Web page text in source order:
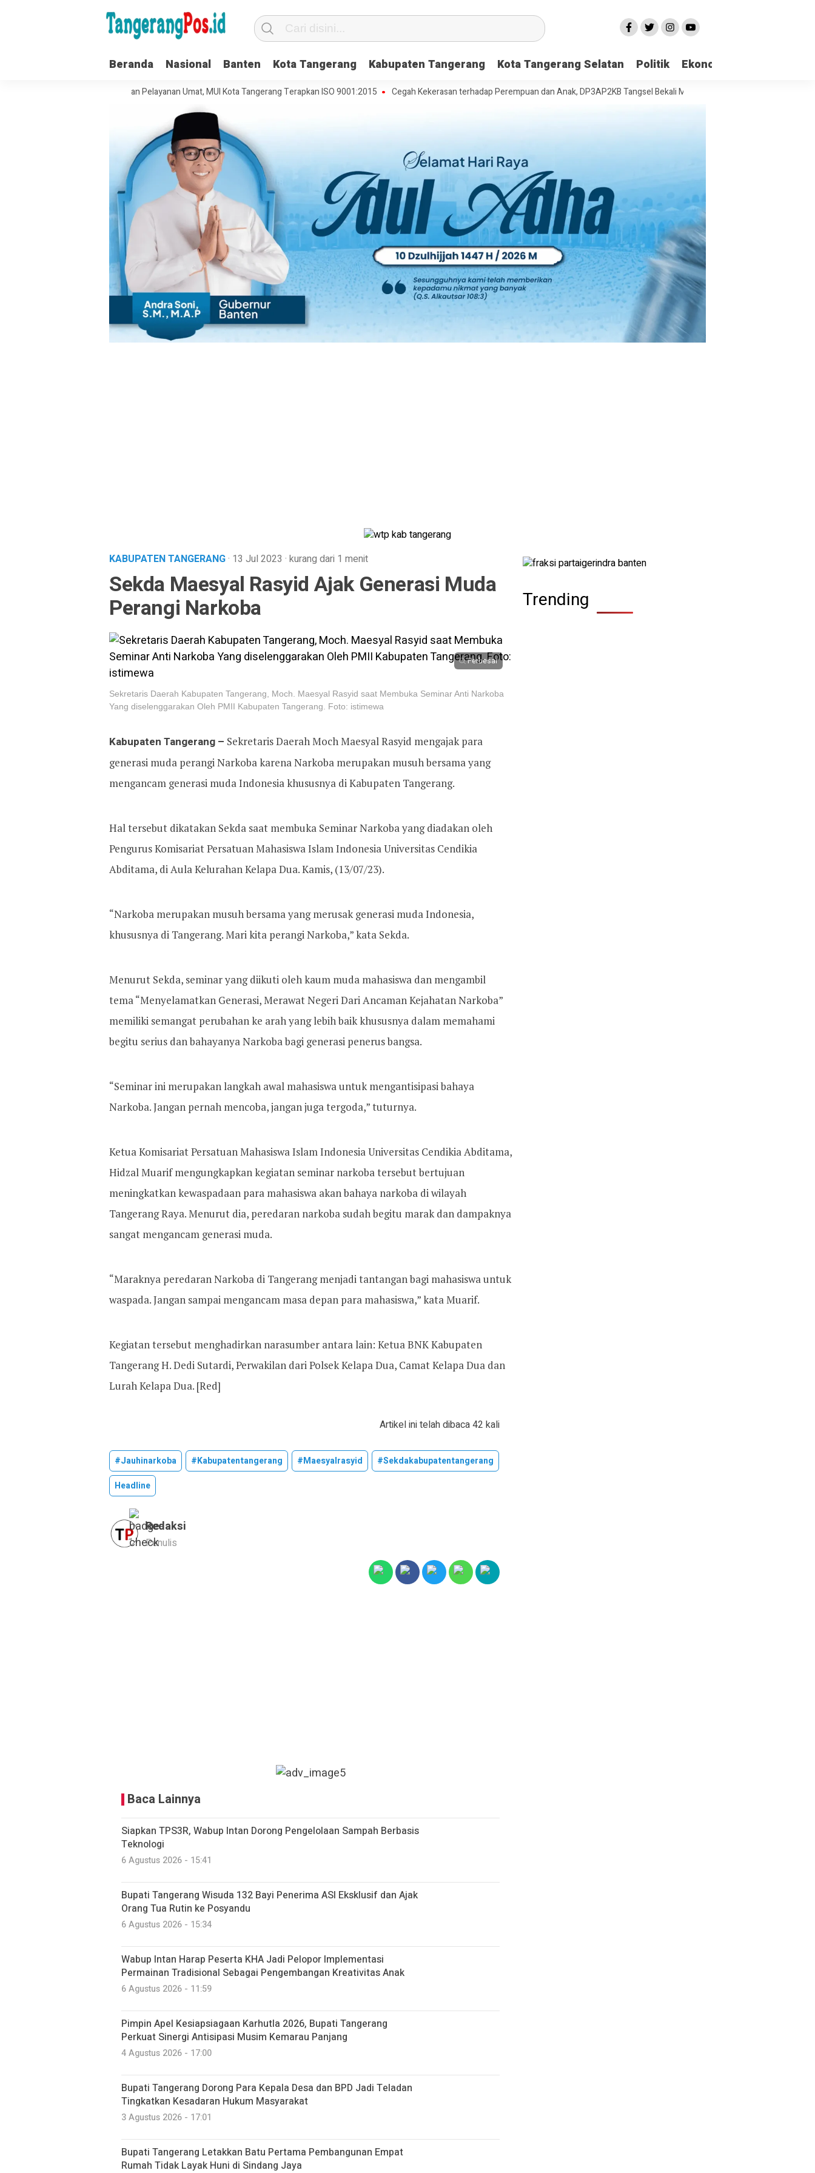
Beranda Nasional Banten Kota Tangerang Kabupaten Tangerang Kota Tangerang Selatan Politik Ekonomi
Tata Kelola Organisasi dan Pelayanan Umat, MUI Kota Tangerang Terapkan ISO 9001:2015 Cegah Kekerasan terhadap Perempuan dan Anak, DP3AP2KB Tangsel Bekali Masyarakat Manajemen Stres dan
KABUPATEN TANGERANG· 13 Jul 2023 · kurang dari 1 menit
Sekda Maesyal Rasyid Ajak Generasi Muda
Perangi Narkoba
Perbesar
Sekretaris Daerah Kabupaten Tangerang, Moch. Maesyal Rasyid saat Membuka Seminar Anti Narkoba
Yang diselenggarakan Oleh PMII Kabupaten Tangerang. Foto: istimewa
Kabupaten Tangerang – Sekretaris Daerah Moch Maesyal Rasyid mengajak para
generasi muda perangi Narkoba karena Narkoba merupakan musuh bersama yang
mengancam generasi muda Indonesia khususnya di Kabupaten Tangerang.
Hal tersebut dikatakan Sekda saat membuka Seminar Narkoba yang diadakan oleh
Pengurus Komisariat Persatuan Mahasiswa Islam Indonesia Universitas Cendikia
Abditama, di Aula Kelurahan Kelapa Dua. Kamis, (13/07/23).
“Narkoba merupakan musuh bersama yang merusak generasi muda Indonesia,
khususnya di Tangerang. Mari kita perangi Narkoba,” kata Sekda.
Menurut Sekda, seminar yang diikuti oleh kaum muda mahasiswa dan mengambil
tema “Menyelamatkan Generasi, Merawat Negeri Dari Ancaman Kejahatan Narkoba”
memiliki semangat perubahan ke arah yang lebih baik khususnya dalam memahami
begitu serius dan bahayanya Narkoba bagi generasi penerus bangsa.
“Seminar ini merupakan langkah awal mahasiswa untuk mengantisipasi bahaya
Narkoba. Jangan pernah mencoba, jangan juga tergoda,” tuturnya.
Ketua Komisariat Persatuan Mahasiswa Islam Indonesia Universitas Cendikia Abditama,
Hidzal Muarif mengungkapkan kegiatan seminar narkoba tersebut bertujuan
meningkatkan kewaspadaan para mahasiswa akan bahaya narkoba di wilayah
Tangerang Raya. Menurut dia, peredaran narkoba sudah begitu marak dan dampaknya
sangat mengancam generasi muda.
“Maraknya peredaran Narkoba di Tangerang menjadi tantangan bagi mahasiswa untuk
waspada. Jangan sampai mengancam masa depan para mahasiswa,” kata Muarif.
Kegiatan tersebut menghadirkan narasumber antara lain: Ketua BNK Kabupaten
Tangerang H. Dedi Sutardi, Perwakilan dari Polsek Kelapa Dua, Camat Kelapa Dua dan
Lurah Kelapa Dua. [Red]
Artikel ini telah dibaca 42 kali
#jauhinarkoba #kabupatentangerang #maesyalrasyid
#sekdakabupatentangerang
Headline
Redaksi
Penulis
Baca Lainnya
Siapkan TPS3R, Wabup Intan Dorong Pengelolaan Sampah Berbasis
Teknologi
6 Agustus 2026 - 15:41
Bupati Tangerang Wisuda 132 Bayi Penerima ASI Eksklusif dan Ajak
Orang Tua Rutin ke Posyandu
6 Agustus 2026 - 15:34
Wabup Intan Harap Peserta KHA Jadi Pelopor Implementasi
Permainan Tradisional Sebagai Pengembangan Kreativitas Anak
6 Agustus 2026 - 11:59
Pimpin Apel Kesiapsiagaan Karhutla 2026, Bupati Tangerang
Perkuat Sinergi Antisipasi Musim Kemarau Panjang
4 Agustus 2026 - 17:00
Bupati Tangerang Dorong Para Kepala Desa dan BPD Jadi Teladan
Tingkatkan Kesadaran Hukum Masyarakat
3 Agustus 2026 - 17:01
Bupati Tangerang Letakkan Batu Pertama Pembangunan Empat
Rumah Tidak Layak Huni di Sindang Jaya
Trending